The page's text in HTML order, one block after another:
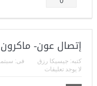
إتصال عون-
كتبه: جيسيكا رزق فى: سبتمبر 18,
لا يوجد تعليقات